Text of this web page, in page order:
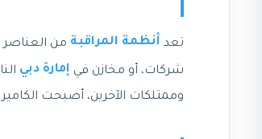
تعد أنظمة المراقبة من العناصر
شركات، أو مخازن في إمارة دبي
وممتلكات الآخرين، أصبحت